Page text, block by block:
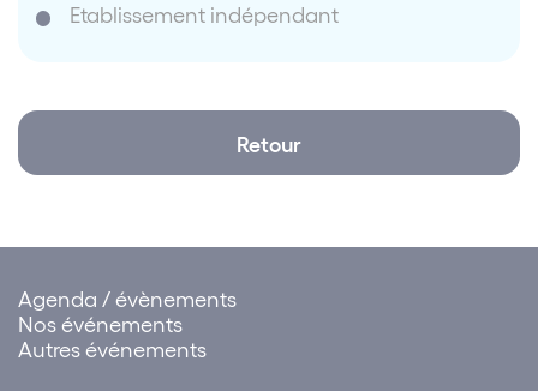
Etablissement indépendant
Retour
Agenda / évènements
Nos événements
Autres événements